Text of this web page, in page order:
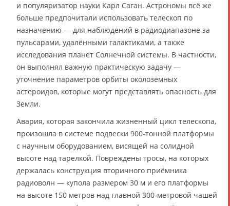
и популяризатор науки Карл Саган. Астрономы всё же
больше предпочитали использовать телескоп по
назначению — для наблюдений в радиодиапазоне за
пульсарами, удалёнными галактиками, а также
исследования планет Солнечной системы. В частности,
он выполнял важную практическую задачу —
уточнение параметров орбиты околоземных
астероидов, которые могут представлять опасность для
Земли.
Авария, которая закончила жизненный цикл телескопа,
произошла в системе подвески 900-тонной платформы
с научным оборудованием, висящей на солидной
высоте над тарелкой. Повреждены тросы, на которых
держалась конструкция вторичного приёмника
радиоволн — купола размером 30 м и его платформы
на высоте 150 метров над главной 300-метровой чашей